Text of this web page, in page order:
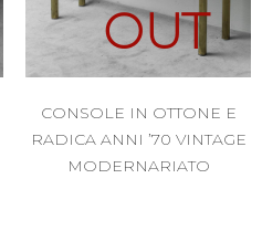
OUT
CONSOLE IN OTTONE E
RADICA ANNI ’70 VINTAGE
MODERNARIATO